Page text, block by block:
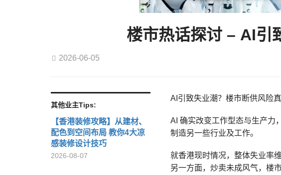
楼市热话探讨 – AI引
2026-06-05
其他业主Tips:
【香港装修攻略】从建材、
配色到空间布局 教你4大凉
感装修设计技巧
2026-08-07
AI引致失业潮？楼市断供风险真
AI 确实改变工作型态与生产力
制造另一些行业及工作。
就香港现时情况，整体失业率
另一方面，炒卖未成风气，楼